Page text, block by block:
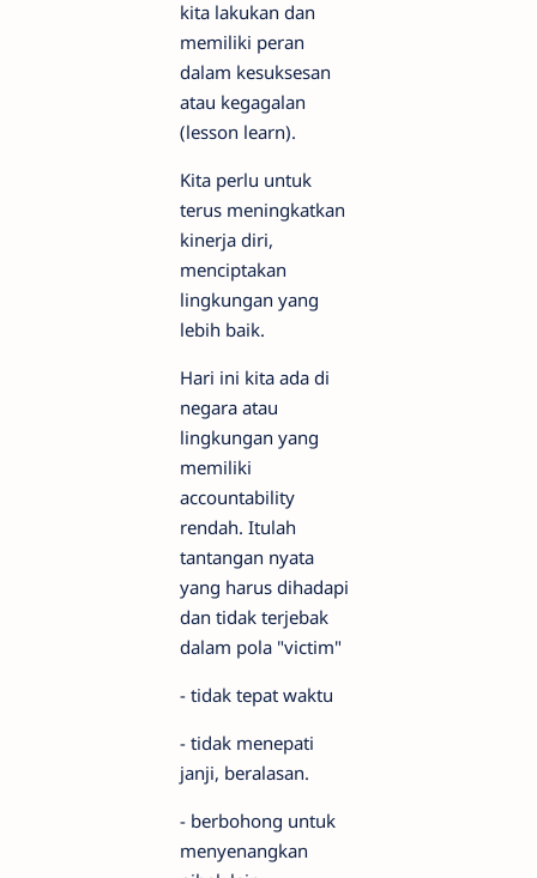
kita lakukan dan
memiliki peran
dalam kesuksesan
atau kegagalan
(lesson learn).
Kita perlu untuk
terus meningkatkan
kinerja diri,
menciptakan
lingkungan yang
lebih baik.
Hari ini kita ada di
negara atau
lingkungan yang
memiliki
accountability
rendah. Itulah
tantangan nyata
yang harus dihadapi
dan tidak terjebak
dalam pola "victim"
- tidak tepat waktu
- tidak menepati
janji, beralasan.
- berbohong untuk
menyenangkan